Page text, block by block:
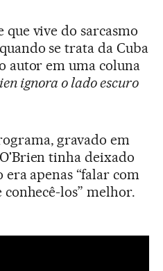
que vive do sarcasmo
se trata da Cuba
autor em uma coluna
ignora o lado escuro
gravado em
tinha deixado
apenas “falar com
los” melhor.